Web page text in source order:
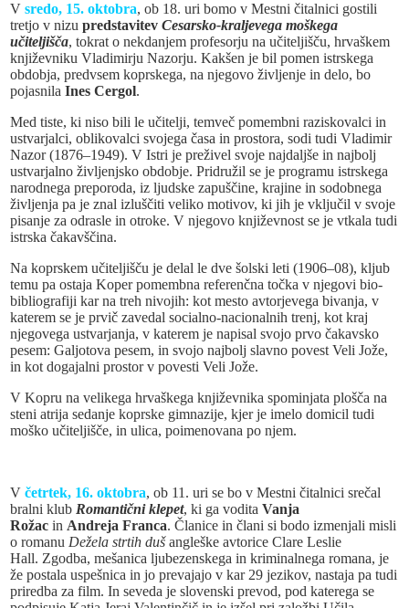
V sredo, 15. oktobra, ob 18. uri bomo v Mestni čitalnici gostili
tretjo v nizu predstavitev Cesarsko-kraljevega moškega
učiteljišča, tokrat o nekdanjem profesorju na učiteljišču, hrvaškem
književniku Vladimirju Nazorju. Kakšen je bil pomen istrskega
obdobja, predvsem koprskega, na njegovo življenje in delo, bo
pojasnila Ines Cergol.
Med tiste, ki niso bili le učitelji, temveč pomembni raziskovalci in
ustvarjalci, oblikovalci svojega časa in prostora, sodi tudi Vladimir
Nazor (1876–1949). V Istri je preživel svoje najdaljše in najbolj
ustvarjalno življenjsko obdobje. Pridružil se je programu istrskega
narodnega preporoda, iz ljudske zapuščine, krajine in sodobnega
življenja pa je znal izluščiti veliko motivov, ki jih je vključil v svoje
pisanje za odrasle in otroke. V njegovo književnost se je vtkala tudi
istrska čakavščina.
Na koprskem učiteljišču je delal le dve šolski leti (1906–08), kljub
temu pa ostaja Koper pomembna referenčna točka v njegovi bio-
bibliografiji kar na treh nivojih: kot mesto avtorjevega bivanja, v
katerem se je prvič zavedal socialno-nacionalnih trenj, kot kraj
njegovega ustvarjanja, v katerem je napisal svojo prvo čakavsko
pesem: Galjotova pesem, in svojo najbolj slavno povest Veli Jože,
in kot dogajalni prostor v povesti Veli Jože.
V Kopru na velikega hrvaškega književnika spominjata plošča na
steni atrija sedanje koprske gimnazije, kjer je imelo domicil tudi
moško učiteljišče, in ulica, poimenovana po njem.
V četrtek, 16. oktobra, ob 11. uri se bo v Mestni čitalnici srečal
bralni klub Romantični klepet, ki ga vodita Vanja
Rožac in Andreja Franca. Članice in člani si bodo izmenjali misli
o romanu Dežela strtih dušangleške avtorice Clare Leslie
Hall. Zgodba, mešanica ljubezenskega in kriminalnega romana, je
že postala uspešnica in jo prevajajo v kar 29 jezikov, nastaja pa tudi
priredba za film. In seveda je slovenski prevod, pod katerega se